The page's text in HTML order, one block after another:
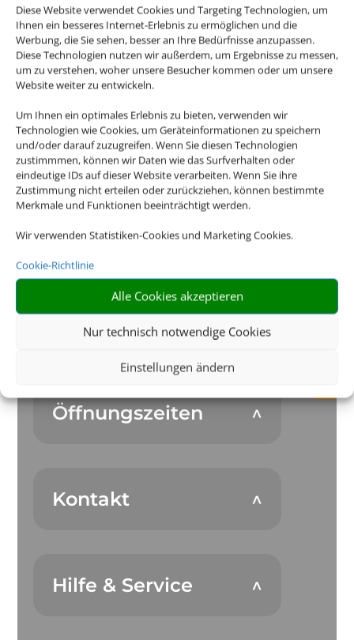
Diese Website verwendet Cookies und Targeting Technologien, um
Ihnen ein besseres Internet-Erlebnis zu ermöglichen und die
Werbung, die Sie sehen, besser an Ihre Bedürfnisse anzupassen.
Diese Technologien nutzen wir außerdem, um Ergebnisse zu messen,
um zu verstehen, woher unsere Besucher kommen oder um unsere
Website weiter zu entwickeln.
Um Ihnen ein optimales Erlebnis zu bieten, verwenden wir
Technologien wie Cookies, um Geräteinformationen zu speichern
und/oder darauf zuzugreifen. Wenn Sie diesen Technologien
zustimmmen, können wir Daten wie das Surfverhalten oder
eindeutige IDs auf dieser Website verarbeiten. Wenn Sie ihre
Zustimmung nicht erteilen oder zurückziehen, können bestimmte
Merkmale und Funktionen beeinträchtigt werden.
Wir verwenden Statistiken-Cookies und Marketing Cookies.
Cookie-Richtlinie
Alle Cookies akzeptieren
Nur technisch notwendige Cookies
Einstellungen ändern
Öffnungszeiten
Kontakt
Hilfe & Service